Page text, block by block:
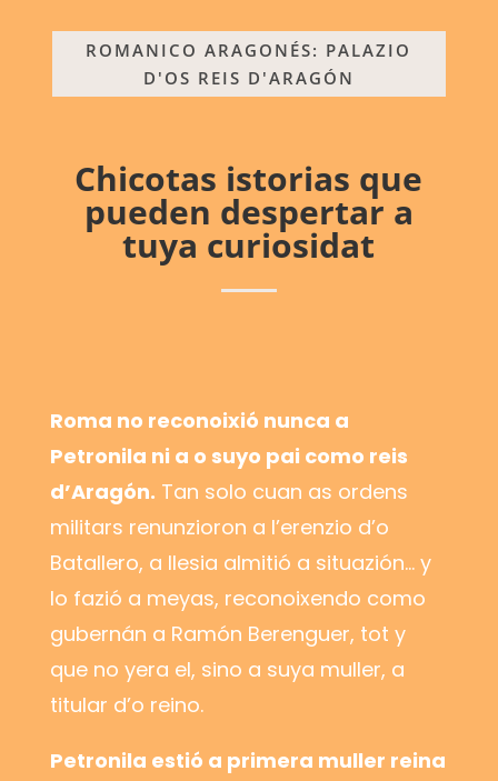
ROMANICO ARAGONÉS: PALAZIO
D'OS REIS D'ARAGÓN
Chicotas istorias que
pueden despertar a
tuya curiosidat
Roma no reconoixió nunca a
Petronila ni a o suyo pai como reis
d’Aragón. Tan solo cuan as ordens
militars renunzioron a l’erenzio d’o
Batallero, a Ilesia almitió a situazión… y
lo fazió a meyas, reconoixendo como
gubernán a Ramón Berenguer, tot y
que no yera el, sino a suya muller, a
titular d’o reino.
Petronila estió a primera muller reina